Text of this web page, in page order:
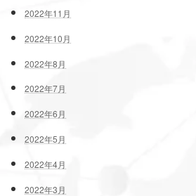
2022年11月
2022年10月
2022年8月
2022年7月
2022年6月
2022年5月
2022年4月
2022年3月